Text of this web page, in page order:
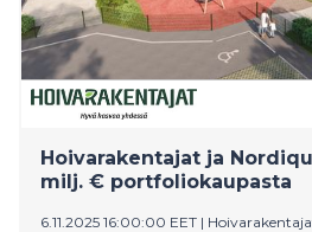
Hoivarakentajat ja
milj. € portfoliokaupasta
6.11.2025 16:00:00 EET |